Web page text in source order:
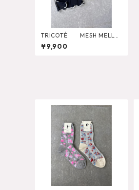
TRICOTÉ MESH MELLO
W LEGGINGS
¥9,900